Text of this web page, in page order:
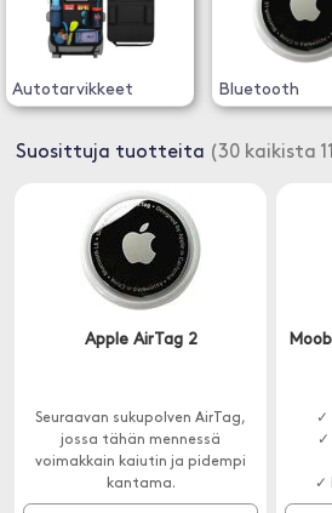
Autotarvikkeet Bluetooth
Suosittuja tuotteita (30 kaikista
Apple AirTag 2
Seuraavan sukupolven AirTag,
jossa tähän mennessä
voimakkain kaiutin ja pidempi
kantama.
✓
✓
✓